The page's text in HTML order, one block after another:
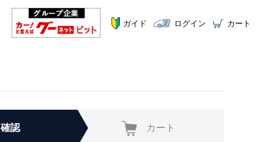
ガイド ログイン カート
確認 カート